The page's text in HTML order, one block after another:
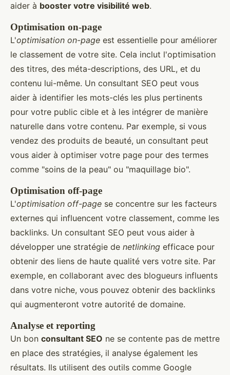
aider à booster votre visibilité web.
Optimisation on-page
L'optimisation on-page est essentielle pour améliorer
le classement de votre site. Cela inclut l'optimisation
des titres, des méta-descriptions, des URL, et du
contenu lui-même. Un consultant SEO peut vous
aider à identifier les mots-clés les plus pertinents
pour votre public cible et à les intégrer de manière
naturelle dans votre contenu. Par exemple, si vous
vendez des produits de beauté, un consultant peut
vous aider à optimiser votre page pour des termes
comme "soins de la peau" ou "maquillage bio".
Optimisation off-page
L'optimisation off-page se concentre sur les facteurs
externes qui influencent votre classement, comme les
backlinks. Un consultant SEO peut vous aider à
développer une stratégie de netlinking efficace pour
obtenir des liens de haute qualité vers votre site. Par
exemple, en collaborant avec des blogueurs influents
dans votre niche, vous pouvez obtenir des backlinks
qui augmenteront votre autorité de domaine.
Analyse et reporting
Un bon consultant SEO ne se contente pas de mettre
en place des stratégies, il analyse également les
résultats. Ils utilisent des outils comme Google